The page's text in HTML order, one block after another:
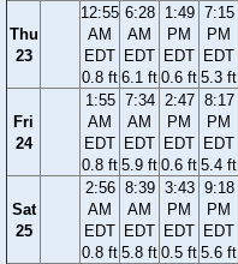
Thu
23
12:55
AM
EDT
0.8 ft
6:28
AM
EDT
6.1 ft
1:49
PM
EDT
0.6 ft
7:15
PM
EDT
5.3 ft
Fri
24
1:55
AM
EDT
0.8 ft
7:34
AM
EDT
5.9 ft
2:47
PM
EDT
0.6 ft
8:17
PM
EDT
5.4 ft
Sat
25
2:56
AM
EDT
0.8 ft
8:39
AM
EDT
5.8 ft
3:43
PM
EDT
0.5 ft
9:18
PM
EDT
5.6 ft